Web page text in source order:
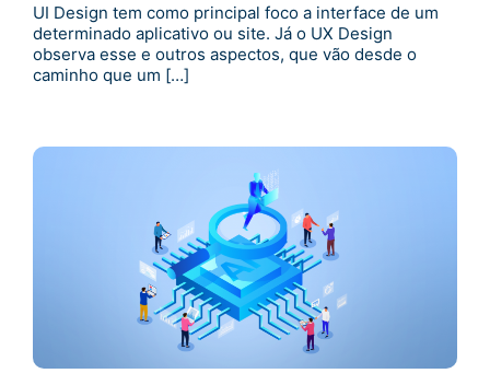
UI Design tem como principal foco a interface de um
determinado aplicativo ou site. Já o UX Design
observa esse e outros aspectos, que vão desde o
caminho que um […]